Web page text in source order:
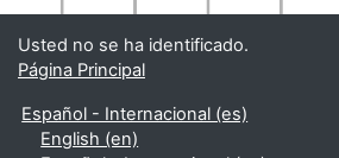
Usted no se ha identificado.
Página Principal
Español - Internacional ‎(es)‎
English ‎(en)‎